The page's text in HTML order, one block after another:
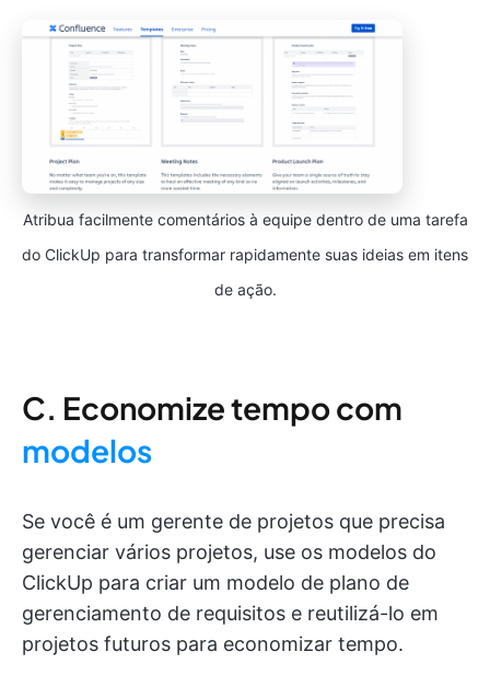
Atribua facilmente comentários à equipe dentro de uma tarefa
do ClickUp para transformar rapidamente suas ideias em itens
de ação.
C. Economize tempo com
modelos
Se você é um gerente de projetos que precisa
gerenciar vários projetos, use os modelos do
ClickUp para criar um modelo de plano de
gerenciamento de requisitos e reutilizá-lo em
projetos futuros para economizar tempo.